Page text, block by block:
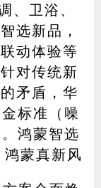
、卫浴、
选新品，
动体验等
对传统新
矛盾，华
标准（噪
鸿蒙智选
蒙真新风